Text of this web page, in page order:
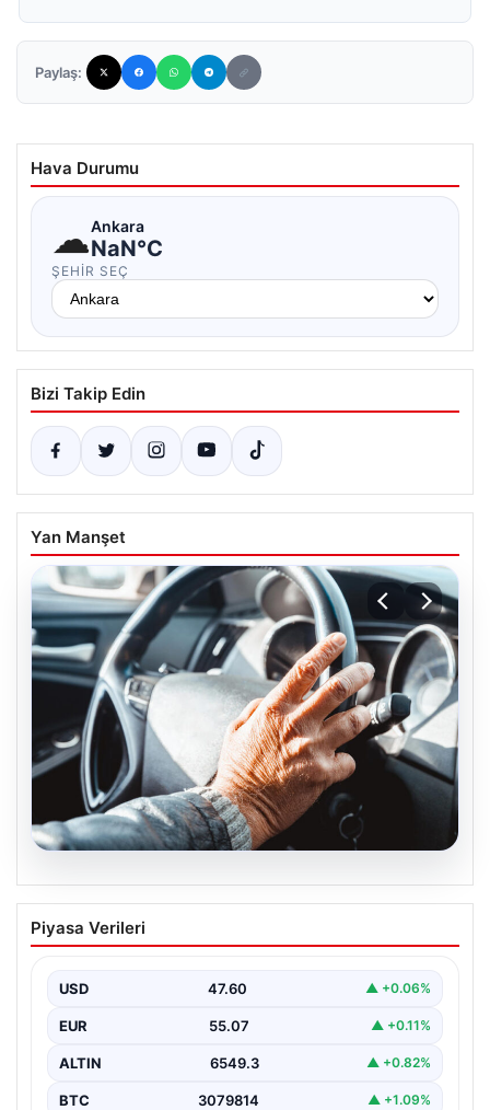
Paylaş:
Hava Durumu
☁Ankara
NaN°C
ŞEHIR SEÇ
Bizi Takip Edin
Yan Manşet
Emekliye ÖTV’siz araç verilecek mi,
yasa çıkacak mı? Milyonlarca emekli
Piyasa Verileri
USD 47.60 ▲ +0.06%
EUR 55.07 ▲ +0.11%
ALTIN 6549.3 ▲ +0.82%
BTC 3079814 ▲ +1.09%